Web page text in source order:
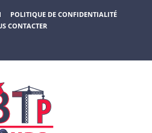
POLITIQUE DE CONFIDENTIALITÉ
CONTACTER